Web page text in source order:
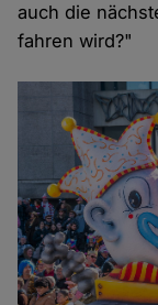
auch die
fahren wird?"